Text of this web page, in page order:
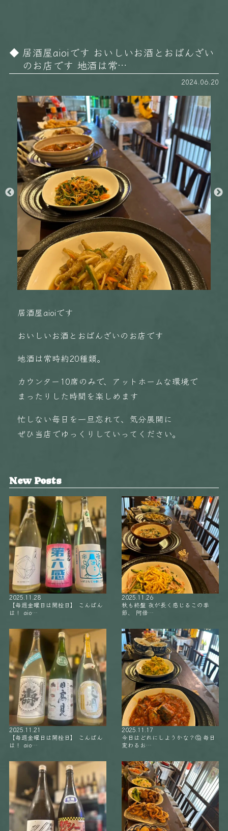
居酒屋aioiです おいしいお酒とおばんざい
のお店です 地酒は常…
2024.06.20
居酒屋aioiです
おいしいお酒とおばんざいのお店です
地酒は常時約20種類。
カウンター10席のみで、アットホームな環境で
まったりした時間を楽しめます
忙しない毎日を一旦忘れて、気分展開に
ぜひ当店でゆっくりしていってください。
New Posts
2025.11.28
【毎週金曜日は開栓日】 こんばん
は！ aio…
2025.11.26
秋も終盤 夜が長く感じるこの季
節、 阿倍…
2025.11.21
【毎週金曜日は開栓日】 こんばん
は！ aio…
2025.11.17
今日はどれにしようかな？🤔 毎日
変わるお…